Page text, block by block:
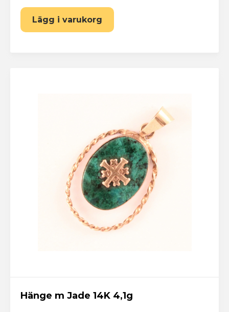
Lägg i varukorg
Hänge m Jade 14K 4,1g